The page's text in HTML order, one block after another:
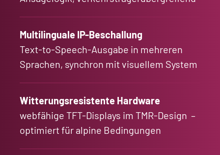
Multilinguale IP-Beschallung
Text-to-Speech-Ausgabe in mehreren
Sprachen, synchron mit visuellem System
Witterungsresistente Hardware
webfähige TFT-Displays im TMR-Design –
optimiert für alpine Bedingungen